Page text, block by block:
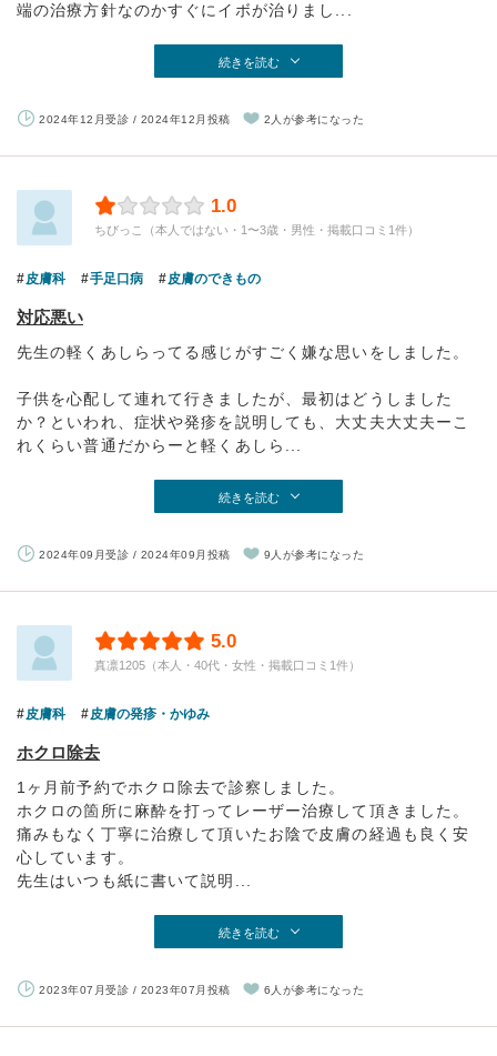
端の治療方針なのかすぐにイボが治りまし...
続きを読む
2024年12月受診 / 2024年12月投稿 2人が参考になった
1.0
ちびっこ（本人ではない・1〜3歳・男性・掲載口コミ1件）
皮膚科 手足口病 皮膚のできもの
対応悪い
先生の軽くあしらってる感じがすごく嫌な思いをしました。
子供を心配して連れて行きましたが、最初はどうしました
か？といわれ、症状や発疹を説明しても、大丈夫大丈夫ーこ
れくらい普通だからーと軽くあしら...
続きを読む
2024年09月受診 / 2024年09月投稿 9人が参考になった
5.0
真凛1205（本人・40代・女性・掲載口コミ1件）
皮膚科 皮膚の発疹・かゆみ
ホクロ除去
1ヶ月前予約でホクロ除去で診察しました。
ホクロの箇所に麻酔を打ってレーザー治療して頂きました。
痛みもなく丁寧に治療して頂いたお陰で皮膚の経過も良く安
心しています。
先生はいつも紙に書いて説明...
続きを読む
2023年07月受診 / 2023年07月投稿 6人が参考になった